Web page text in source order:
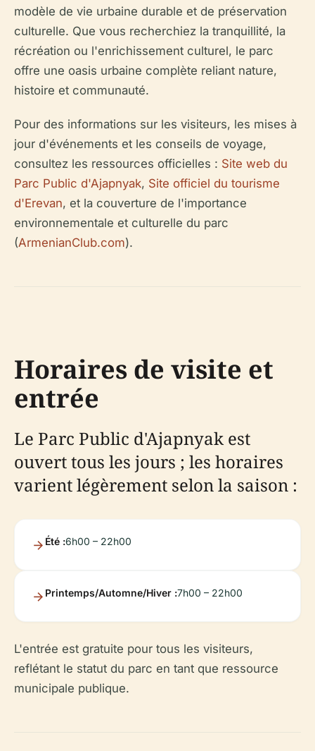
modèle de vie urbaine durable et de préservation
culturelle. Que vous recherchiez la tranquillité, la
récréation ou l'enrichissement culturel, le parc
offre une oasis urbaine complète reliant nature,
histoire et communauté.
Pour des informations sur les visiteurs, les mises à
jour d'événements et les conseils de voyage,
consultez les ressources officielles : Site web du
Parc Public d'Ajapnyak, Site officiel du tourisme
d'Erevan, et la couverture de l'importance
environnementale et culturelle du parc
(ArmenianClub.com).
Horaires de visite et
entrée
Le Parc Public d'Ajapnyak est
ouvert tous les jours ; les horaires
varient légèrement selon la saison :
Été :6h00 – 22h00
Printemps/Automne/Hiver :7h00 – 22h00
L'entrée est gratuite pour tous les visiteurs,
reflétant le statut du parc en tant que ressource
municipale publique.